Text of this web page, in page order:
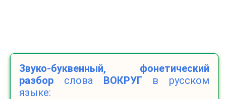
Звуко-буквенный, фонетический
разбор слова ВОКРУГв русском
языке: